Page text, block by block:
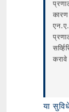
कारण
करावे
या